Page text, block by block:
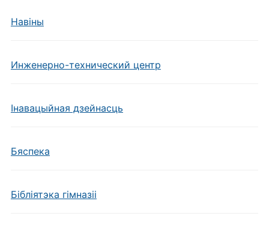
Навiны
Инженерно-технический центр
Інавацыйная дзейнасць
Бяспека
Бібліятэка гімназіі